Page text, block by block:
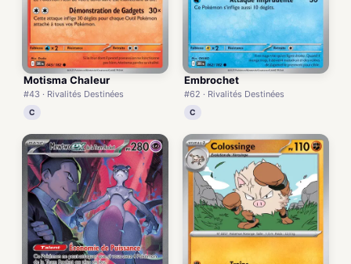
Motisma Chaleur
#43 · Rivalités Destinées
C
Embrochet
#62 · Rivalités Destinées
C